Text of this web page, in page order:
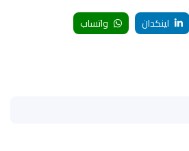
لينكدان واتساب